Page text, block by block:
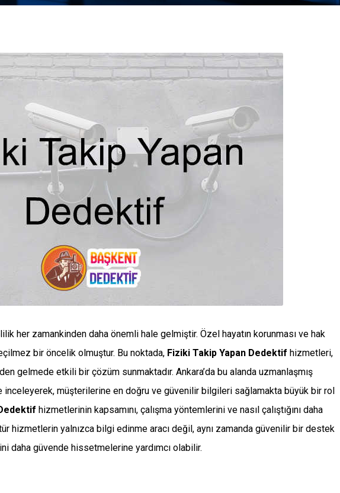
her zamankinden daha önemli hale gelmiştir. Özel hayatın korunması ve hak
bir öncelik olmuştur. Bu noktada, Fiziki Takip Yapan Dedektif hizmetleri,
gelmede etkili bir çözüm sunmaktadır. Ankara’da bu alanda uzmanlaşmış
müşterilerine en doğru ve güvenilir bilgileri sağlamakta büyük bir rol
hizmetlerinin kapsamını, çalışma yöntemlerini ve nasıl çalıştığını daha
hizmetlerin yalnızca bilgi edinme aracı değil, aynı zamanda güvenilir bir destek
daha güvende hissetmelerine yardımcı olabilir.